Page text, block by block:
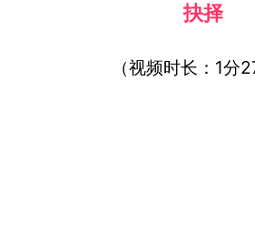
抉择
（视频时长：1分